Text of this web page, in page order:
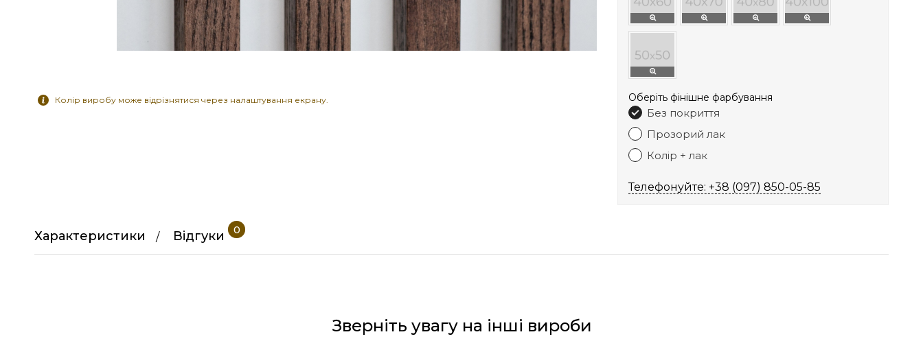
Колір виробу може відрізнятися через налаштування екрану. Оберіть фінішне фарбування
Без покриття
Прозорий лак
Колір + лак
Телефонуйте: +38 (097) 850-05-85
Характеристики Відгуки 0
Зверніть увагу на інші вироби